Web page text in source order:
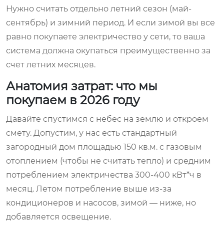
Нужно считать отдельно летний сезон (май-
сентябрь) и зимний период. И если зимой вы все
равно покупаете электричество у сети, то ваша
система должна окупаться преимущественно за
счет летних месяцев.
Анатомия затрат: что мы
покупаем в 2026 году
Давайте спустимся с небес на землю и откроем
смету. Допустим, у нас есть стандартный
загородный дом площадью 150 кв.м. с газовым
отоплением (чтобы не считать тепло) и средним
потреблением электричества 300-400 кВт*ч в
месяц. Летом потребление выше из-за
кондиционеров и насосов, зимой — ниже, но
добавляется освещение.